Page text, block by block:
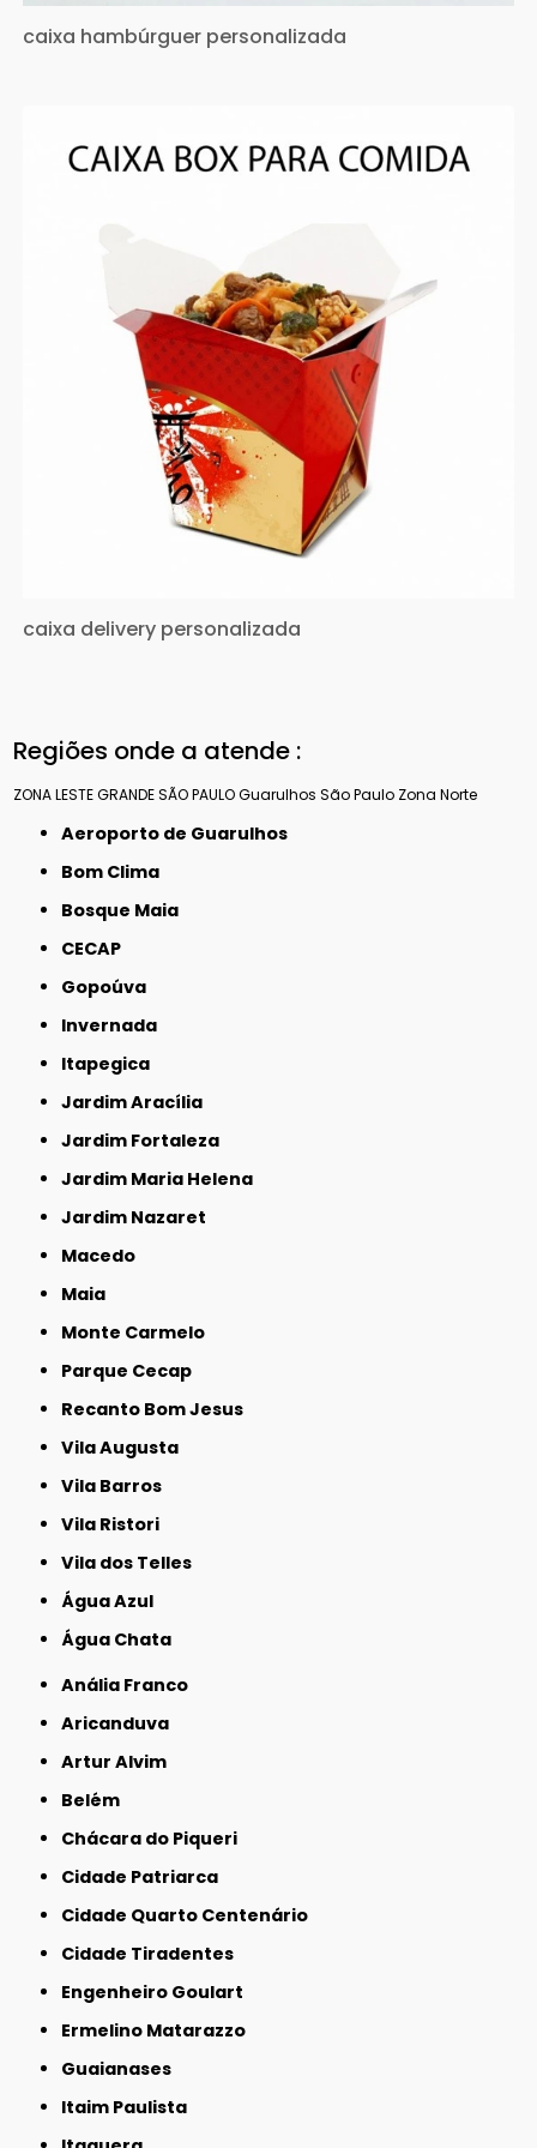
caixa hambúrguer personalizada
caixa delivery personalizada
Regiões onde a atende :
ZONA LESTEGRANDE SÃO PAULOGuarulhos São Paulo Zona Norte
Aeroporto de Guarulhos
Bom Clima
Bosque Maia
CECAP
Gopoúva
Invernada
Itapegica
Jardim Aracília
Jardim Fortaleza
Jardim Maria Helena
Jardim Nazaret
Macedo
Maia
Monte Carmelo
Parque Cecap
Recanto Bom Jesus
Vila Augusta
Vila Barros
Vila Ristori
Vila dos Telles
Água Azul
Água Chata
Anália Franco
Aricanduva
Artur Alvim
Belém
Chácara do Piqueri
Cidade Patriarca
Cidade Quarto Centenário
Cidade Tiradentes
Engenheiro Goulart
Ermelino Matarazzo
Guaianases
Itaim Paulista